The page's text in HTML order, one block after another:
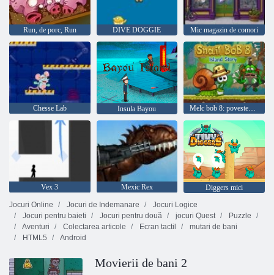
Run, de porc, Run DIVE DOGGIE Mic magazin de comori
Chesse Lab Insula Bayou Melc bob 8: povestea insulei
Vex 3 Mexic Rex
Diggers mici
Jocuri Online
Jocuri de Indemanare
Jocuri Logice
Jocuri pentru baieti
Jocuri pentru două jocuri Quest
Puzzle
Aventuri
Colectarea articole Ecran tactil
mutari de bani
HTML5
Android
Movierii de bani 2